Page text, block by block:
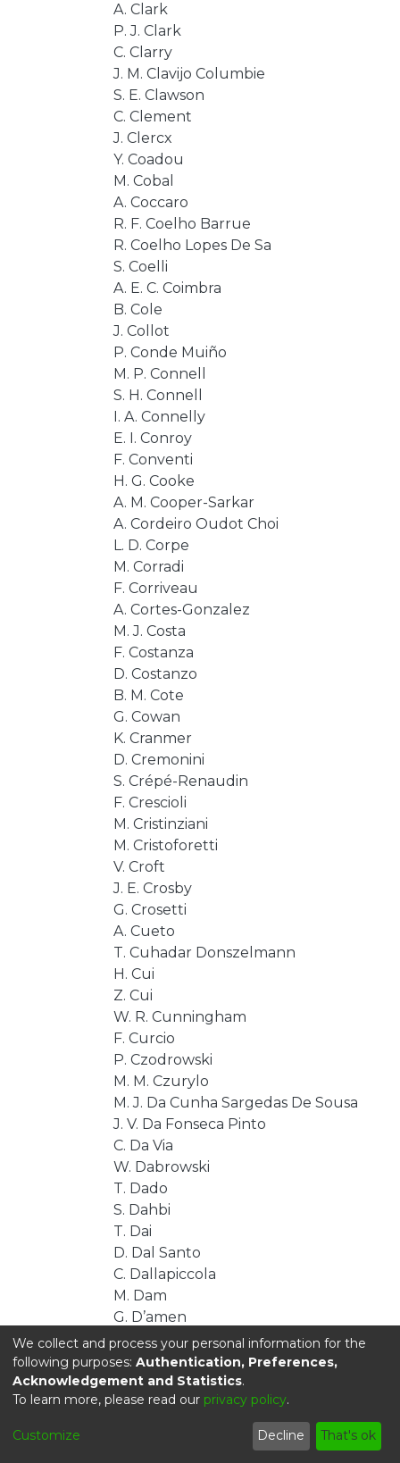
A. Clark
P. J. Clark
C. Clarry
J. M. Clavijo Columbie
S. E. Clawson
C. Clement
J. Clercx
Y. Coadou
M. Cobal
A. Coccaro
R. F. Coelho Barrue
R. Coelho Lopes De Sa
S. Coelli
A. E. C. Coimbra
B. Cole
J. Collot
P. Conde Muiño
M. P. Connell
S. H. Connell
I. A. Connelly
E. I. Conroy
F. Conventi
H. G. Cooke
A. M. Cooper-Sarkar
A. Cordeiro Oudot Choi
L. D. Corpe
M. Corradi
F. Corriveau
A. Cortes-Gonzalez
M. J. Costa
F. Costanza
D. Costanzo
B. M. Cote
G. Cowan
K. Cranmer
D. Cremonini
S. Crépé-Renaudin
F. Crescioli
M. Cristinziani
M. Cristoforetti
V. Croft
J. E. Crosby
G. Crosetti
A. Cueto
T. Cuhadar Donszelmann
H. Cui
Z. Cui
W. R. Cunningham
F. Curcio
P. Czodrowski
M. M. Czurylo
M. J. Da Cunha Sargedas De Sousa
J. V. Da Fonseca Pinto
C. Da Via
W. Dabrowski
T. Dado
S. Dahbi
T. Dai
D. Dal Santo
C. Dallapiccola
M. Dam
G. D’amen
V. D’Amico
J. Damp
J. R. Dandoy
M. F. Daneri
We collect and process your personal information for the
following purposes: Authentication, Preferences,
Acknowledgement and Statistics.
To learn more, please read our privacy policy.
Customize Decline That's ok